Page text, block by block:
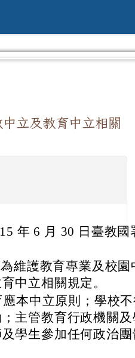
立及教育中立相關
年 6 月 30 日臺教國
維護教育專業及校園
中立相關規定。
本中立原則；學校不
主管教育行政機關
學生參加任何政治團